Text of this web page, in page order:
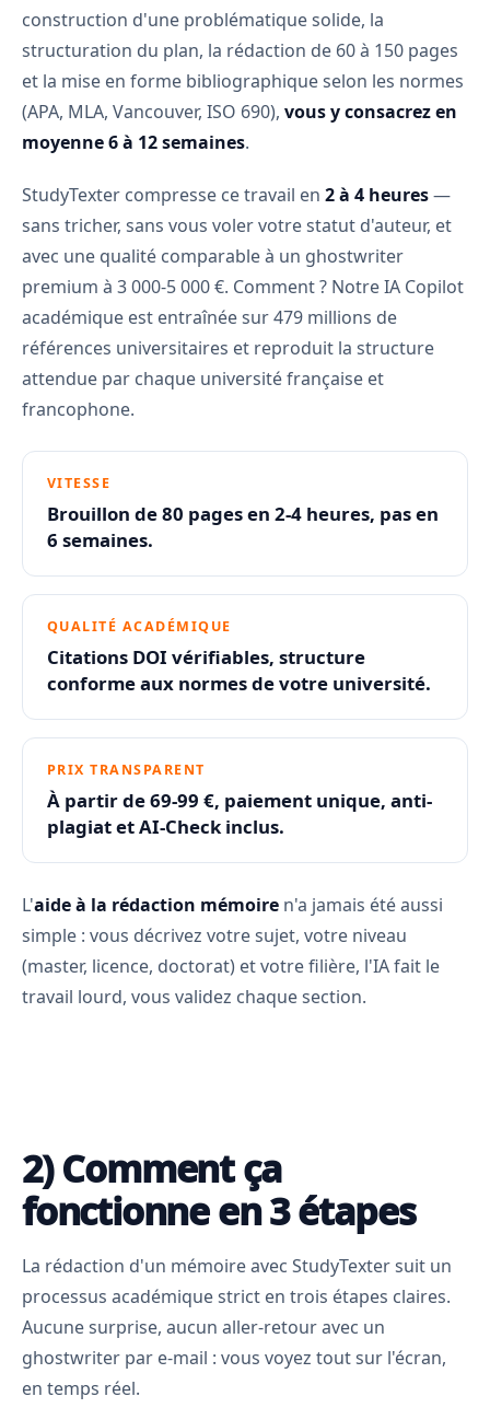
construction d'une problématique solide, la
structuration du plan, la rédaction de 60 à 150 pages
et la mise en forme bibliographique selon les normes
(APA, MLA, Vancouver, ISO 690), vous y consacrez en
moyenne 6 à 12 semaines.
StudyTexter compresse ce travail en 2 à 4 heures—
sans tricher, sans vous voler votre statut d'auteur, et
avec une qualité comparable à un ghostwriter
premium à 3 000-5 000 €. Comment ? Notre IA Copilot
académique est entraînée sur 479 millions de
références universitaires et reproduit la structure
attendue par chaque université française et
francophone.
VITESSE
Brouillon de 80 pages en 2-4 heures, pas en
6 semaines.
QUALITÉ ACADÉMIQUE
Citations DOI vérifiables, structure
conforme aux normes de votre université.
PRIX TRANSPARENT
À partir de 69-99 €, paiement unique, anti-
plagiat et AI-Check inclus.
L'aide à la rédaction mémoire n'a jamais été aussi
simple : vous décrivez votre sujet, votre niveau
(master, licence, doctorat) et votre filière, l'IA fait le
travail lourd, vous validez chaque section.
2) Comment ça
fonctionne en 3 étapes
La rédaction d'un mémoire avec StudyTexter suit un
processus académique strict en trois étapes claires.
Aucune surprise, aucun aller-retour avec un
ghostwriter par e-mail : vous voyez tout sur l'écran,
en temps réel.